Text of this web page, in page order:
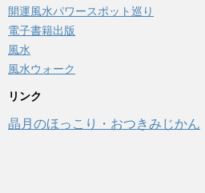
開運風水パワースポット巡り
電子書籍出版
風水
風水ウォーク
リンク
晶月のほっこり・おつきみじかん